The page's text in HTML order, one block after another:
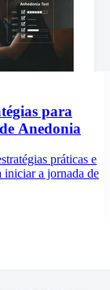
para
Anedonia
práticas e
iniciar a jornada de